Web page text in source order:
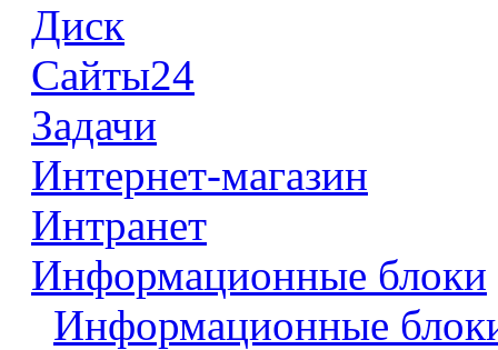
Диск
Сайты24
Задачи
Интернет-магазин
Интранет
Информационные блоки
Информационные